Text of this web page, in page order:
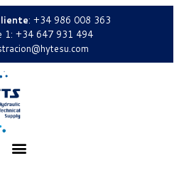
: +34 986 008 363
1: +34 647 931 494